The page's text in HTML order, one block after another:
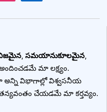
, సమయానుకూలమైన,
మా లక్ష్యం.
అన్ని విభాగాల్లో విశ్వసనీయ
చేయడమే మా కర్తవ్యం.